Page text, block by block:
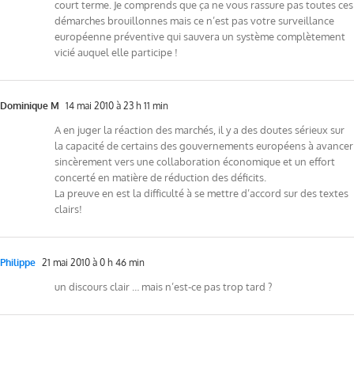
court terme. Je comprends que ça ne vous rassure pas toutes ces
démarches brouillonnes mais ce n’est pas votre surveillance
européenne préventive qui sauvera un système complètement
vicié auquel elle participe !
Dominique M 14 mai 2010 à 23 h 11 min
A en juger la réaction des marchés, il y a des doutes sérieux sur
la capacité de certains des gouvernements européens à avancer
sincèrement vers une collaboration économique et un effort
concerté en matière de réduction des déficits.
La preuve en est la difficulté à se mettre d’accord sur des textes
clairs!
Philippe 21 mai 2010 à 0 h 46 min
un discours clair … mais n’est-ce pas trop tard ?